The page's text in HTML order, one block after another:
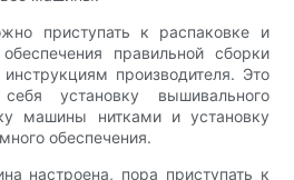
приступать к распаковке и
правильной сборки
производителя. Это
установку вышивального
машины нитками и установку
обеспечения.
настроена, пора приступать к